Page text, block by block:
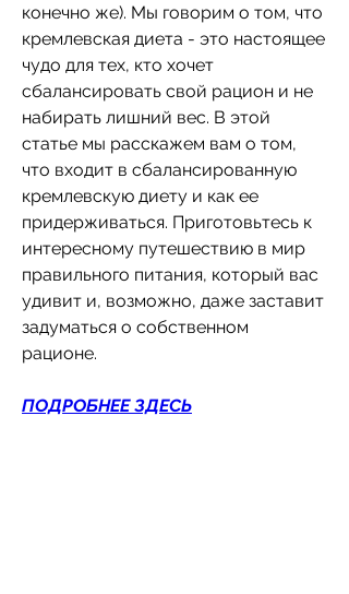
конечно же). Мы говорим о том, что
кремлевская диета - это настоящее
чудо для тех, кто хочет
сбалансировать свой рацион и не
набирать лишний вес. В этой
статье мы расскажем вам о том,
что входит в сбалансированную
кремлевскую диету и как ее
придерживаться. Приготовьтесь к
интересному путешествию в мир
правильного питания, который вас
удивит и, возможно, даже заставит
задуматься о собственном
рационе.
ПОДРОБНЕЕ ЗДЕСЬ